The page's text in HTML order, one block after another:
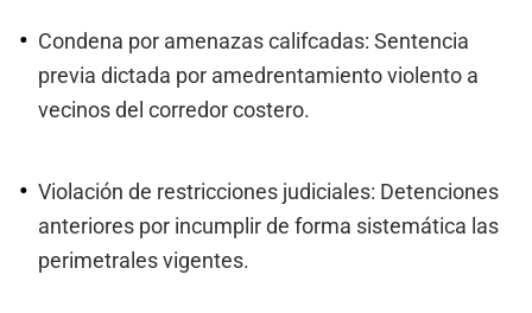
Condena por amenazas califcadas: Sentencia
previa dictada por amedrentamiento violento a
vecinos del corredor costero.
Violación de restricciones judiciales: Detenciones
anteriores por incumplir de forma sistemática las
perimetrales vigentes.